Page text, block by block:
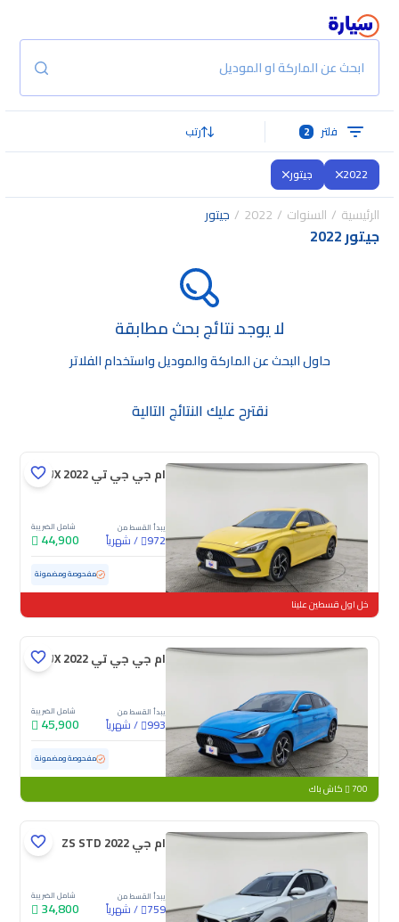
ابحث عن الماركة او الموديل
فلتر 2 رتب
2022 جيتور
الرئيسية السنوات 2022 جيتور
جيتور 2022
لا يوجد نتائج بحث مطابقة
حاول البحث عن الماركة والموديل واستخدام الفلاتر
نقترح عليك النتائج التالية
ام جي جي تي LUX 2022
يبدأ القسط من
972
/شهرياً
شامل الضريبة
44,900
مستعملة 41,791 كم ممشى قليل مفحوصة ومضمونة
خل اول قسطين علينا
ام جي جي تي LUX 2022
يبدأ القسط من
993
/شهرياً
شامل الضريبة
45,900
مستعملة 62,259 كم مفحوصة ومضمونة
700 كاش باك
ام جي ZS STD 2022
يبدأ القسط من
759
/شهرياً
شامل الضريبة
34,800